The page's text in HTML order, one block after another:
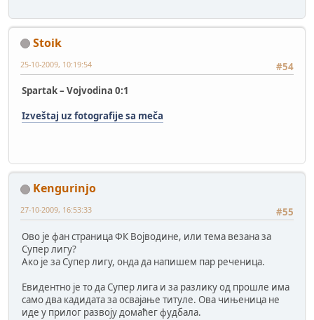
Stoik
#54
25-10-2009, 10:19:54
Spartak – Vojvodina 0:1
Izveštaj uz fotografije sa meča
Kengurinjo
#55
27-10-2009, 16:53:33
Ово је фан страница ФК Војводине, или тема везана за
Супер лигу?
Ако је за Супер лигу, онда да напишем пар реченица.
Евидентно је то да Супер лига и за разлику од прошле има
само два кадидата за освајање титуле. Ова чињеница не
иде у прилог развоју домаћег фудбала.